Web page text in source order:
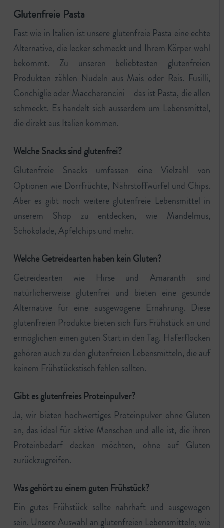
Glutenfreie Pasta
Fast wie in Italien ist unsere glutenfreie Pasta eine echte
Alternative, die lecker schmeckt und Ihrem Körper wohl
bekommt. Zu unseren beliebtesten glutenfreien
Produkten zählen Nudeln aus Mais oder Reis. Fusilli,
Conchiglie oder Maccheroncini – das ist Pasta, die allen
schmeckt. Es handelt sich ausserdem um Lebensmittel,
die direkt aus Italien kommen.
Welche Snacks sind glutenfrei?
Glutenfreie Snacks umfassen eine Vielzahl von
Optionen wie Dörrfrüchte, Nährstoffwürfel und Chips.
Aber es gibt noch weitere glutenfreie Lebensmittel in
unserem Shop zu entdecken, wie Mandelmus,
Schokolade, Apfelchips und mehr.
Welche Getreidearten haben kein Gluten?
Getreidearten wie Hirse und Amaranth sind
natürlicherweise glutenfrei und bieten eine gesunde
Alternative für eine ausgewogene Ernährung. Diese
glutenfreien Produkte bieten sich fürs Frühstück an und
ermöglichen einen guten Start in den Tag. Haferflocken
gehören auch zu den glutenfreien Lebensmitteln, die auf
keinem Frühstückstisch fehlen sollten.
Gibt es glutenfreies Proteinpulver?
Ja, wir bieten hochwertiges Proteinpulver ohne Gluten
an, das ideal für aktive Menschen und alle ist, die ihren
Proteinbedarf decken möchten, ohne auf Gluten
zurückzugreifen.
Was gehört zu einem guten Frühstück?
Ein gutes Frühstück sollte nahrhaft und ausgewogen
sein. Unsere Auswahl an glutenfreien Lebensmitteln, wie